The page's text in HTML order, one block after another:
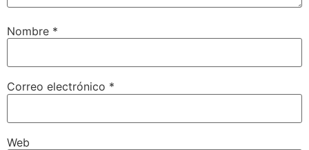
Nombre *
Correo electrónico *
Web